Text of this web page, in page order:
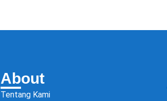
About
Tentang Kami